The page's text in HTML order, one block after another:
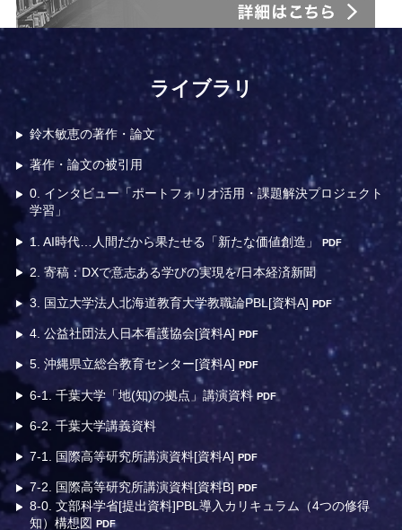
ライブラリ
鈴木敏恵の著作・論文
著作・論文の被引用
0. インタビュー「ポートフォリオ活用・課題解決プロジェクト
学習」
1. AI時代…人間だから果たせる「新たな価値創造」PDF
2. 寄稿：DXで意志ある学びの実現を/日本経済新聞
3. 国立大学法人北海道教育大学教職論PBL[資料A]PDF
4. 公益社団法人日本看護協会[資料A]PDF
5. 沖縄県立総合教育センター[資料A]PDF
6-1. 千葉大学「地(知)の拠点」講演資料PDF
6-2. 千葉大学講義資料
7-1. 国際高等研究所講演資料[資料A]PDF
7-2. 国際高等研究所講演資料[資料B]PDF
8-0. 文部科学省[提出資料]PBL導入カリキュラム（4つの修得
知）構想図PDF